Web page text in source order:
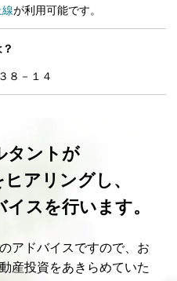
が利用可能です。
８－１４
タントが
アリングし、
スを行います。
アドバイスですので、お
産投資をあきらめていた